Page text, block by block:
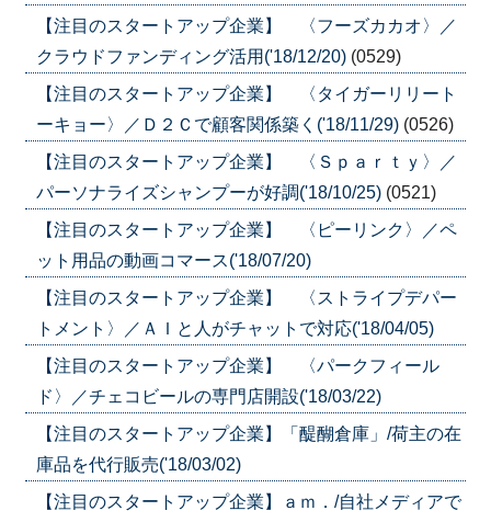
【注目のスタートアップ企業】 〈フーズカカオ〉／
クラウドファンディング活用('18/12/20) (0529)
【注目のスタートアップ企業】 〈タイガーリリート
ーキョー〉／Ｄ２Ｃで顧客関係築く('18/11/29) (0526)
【注目のスタートアップ企業】 〈Ｓｐａｒｔｙ〉／
パーソナライズシャンプーが好調('18/10/25) (0521)
【注目のスタートアップ企業】 〈ピーリンク〉／ペ
ット用品の動画コマース('18/07/20)
【注目のスタートアップ企業】 〈ストライプデパー
トメント〉／ＡＩと人がチャットで対応('18/04/05)
【注目のスタートアップ企業】 〈パークフィール
ド〉／チェコビールの専門店開設('18/03/22)
【注目のスタートアップ企業】「醍醐倉庫」/荷主の在
庫品を代行販売('18/03/02)
【注目のスタートアップ企業】ａｍ．/自社メディアで